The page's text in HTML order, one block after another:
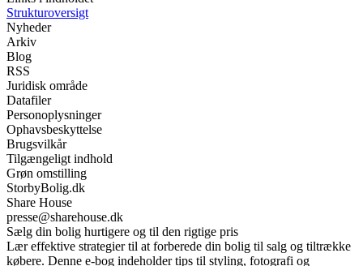
Strukturoversigt
Nyheder
Arkiv
Blog
RSS
Juridisk område
Datafiler
Personoplysninger
Ophavsbeskyttelse
Brugsvilkår
Tilgængeligt indhold
Grøn omstilling
StorbyBolig.dk
Share House
presse@sharehouse.dk
Sælg din bolig hurtigere og til den rigtige pris
Lær effektive strategier til at forberede din bolig til salg og tiltrække
købere. Denne e-bog indeholder tips til styling, fotografi og